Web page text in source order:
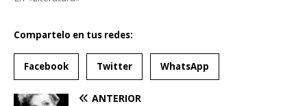
Compartelo en tus redes:
Facebook Twitter WhatsApp
ANTERIOR